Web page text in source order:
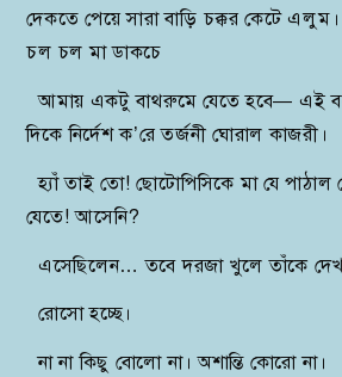
দেকতে পেয়ে সারা বাড়ি চক্কর কেটে এলুম।
চল চল মা ডাকচে
আমায় একটু বাথরুমে যেতে হবে— এই
দিকে নির্দেশ ক’রে তর্জনী ঘোরাল কাজরী।
হ্যাঁ তাই তো! ছোটোপিসিকে মা যে
যেতে! আসেনি?
এসেছিলেন… তবে দরজা খুলে তাঁকে
রোসো হচ্ছে।
না না কিছু বোলো না। অশান্তি কোরো না।